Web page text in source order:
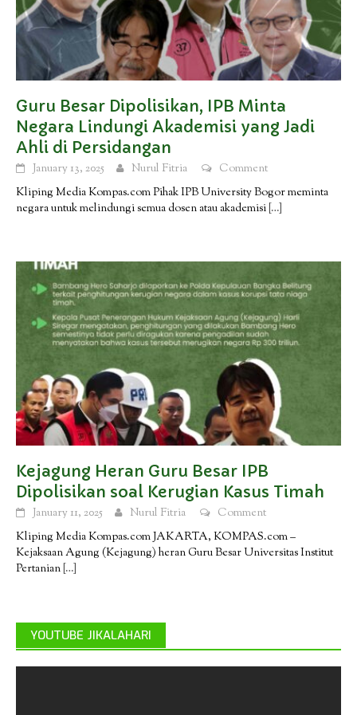
Guru Besar Dipolisikan, IPB Minta
Negara Lindungi Akademisi yang Jadi
Ahli di Persidangan
January 13, 2025 Nurul Fitria
Comment
Kliping Media Kompas.com Pihak IPB University Bogor meminta
negara untuk melindungi semua dosen atau akademisi […]
Kejagung Heran Guru Besar IPB
Dipolisikan soal Kerugian Kasus Timah
January 11, 2025 Nurul Fitria
Comment
Kliping Media Kompas.com JAKARTA, KOMPAS.com –
Kejaksaan Agung (Kejagung) heran Guru Besar Universitas Institut
Pertanian […]
YOUTUBE JIKALAHARI